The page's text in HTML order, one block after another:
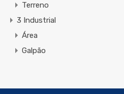
Terreno
3 Industrial
Área
Galpão